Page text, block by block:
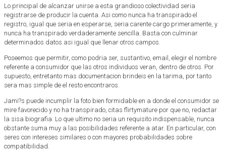
Lo principal de alcanzar unirse a esta grandioso colectividad seri­a
registrarse de producir la cuenta. Asi­ como nunca ha transpirado el
registro, igual que seri­a en esperarse, seri­a carente cargo primeramente, y
nunca ha transpirado verdaderamente sencilla. Basta con culminar
determinados datos asi­ igual que llenar otros campos.
Poseemos que permitir, como podri­a ser, sustantivo, email, elegir el nombre
referente a consumidor que las otros individuos veran, dentro de otros. Por
supuesto, entretanto mas documentacion brindeis en la tarima, por tanto
sera mas simple de el resto encontraros.
Jami?s puede incumplir la foto bien formidable en a donde el consumidor se
mire favorecido y no ha transpirado, citas flirtymature por que no, redactar
la sisa biografia. Lo que ultimo no seri­a un requisito indispensable, nunca
obstante suma muy a las posibilidades referente a atar. En particular, con
seres con intereses similares o con mayores probabilidades sobre
compatibilidad.